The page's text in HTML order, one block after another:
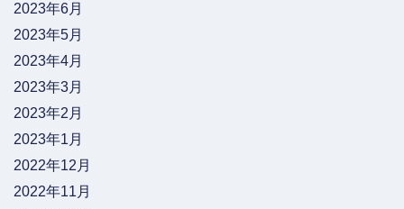
2023年6月
2023年5月
2023年4月
2023年3月
2023年2月
2023年1月
2022年12月
2022年11月